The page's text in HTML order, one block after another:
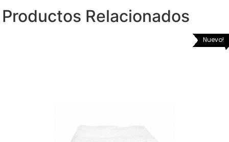
Productos Relacionados
Nuevo!